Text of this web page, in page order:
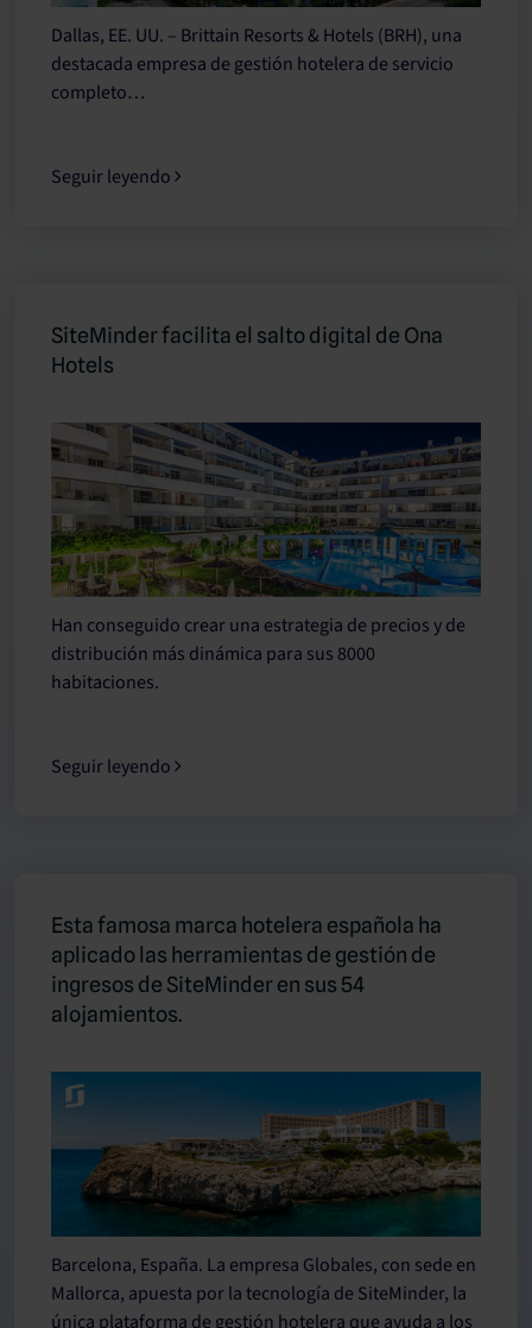
Dallas, EE. UU. – Brittain Resorts & Hotels (BRH), una
destacada empresa de gestión hotelera de servicio
completo…
Seguir leyendo
SiteMinder facilita el salto digital de Ona
Hotels
Han conseguido crear una estrategia de precios y de
distribución más dinámica para sus 8000
habitaciones.
Seguir leyendo
Esta famosa marca hotelera española ha
aplicado las herramientas de gestión de
ingresos de SiteMinder en sus 54
alojamientos.
Barcelona, España. La empresa Globales, con sede en
Mallorca, apuesta por la tecnología de SiteMinder, la
única plataforma de gestión hotelera que ayuda a los